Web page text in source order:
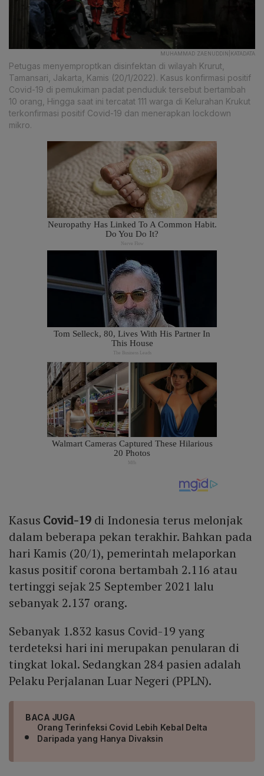
MUHAMMAD ZAENUDDIN|KATADATA
Petugas menyemproptkan disinfektan di wilayah Krurut,
Tamansari, Jakarta, Kamis (20/1/2022). Kasus konfirmasi positif
Covid-19 di pemukiman padat penduduk tersebut bertambah
10 orang, Hingga saat ini tercatat 111 warga di Kelurahan Krukut
terkonfirmasi positif Covid-19 dan menerapkan lockdown
mikro.
Kasus Covid-19di Indonesia terus melonjak
dalam beberapa pekan terakhir. Bahkan pada
hari Kamis (20/1), pemerintah melaporkan
kasus positif corona bertambah 2.116 atau
tertinggi sejak 25 September 2021 lalu
sebanyak 2.137 orang.
Sebanyak 1.832 kasus Covid-19 yang
terdeteksi hari ini merupakan penularan di
tingkat lokal. Sedangkan 284 pasien adalah
Pelaku Perjalanan Luar Negeri (PPLN).
BACA JUGA
Orang Terinfeksi Covid Lebih Kebal Delta
Daripada yang Hanya Divaksin